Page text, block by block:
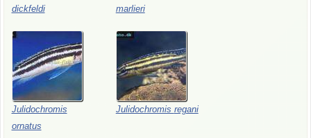
dickfeldi
marlieri
Julidochromis
ornatus
Julidochromis regani